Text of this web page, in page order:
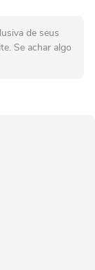
de seus
Se achar algo